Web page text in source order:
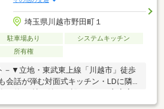
埼玉県川越市野田町１
駐車場あり
システムキッチン
所有権
－▼立地・東武東上線「川越市」徒歩
話が弾む対面式キッチン・LDに隣接
・約2.0帖の納戸が設けられた主寝室
ら出入り可能なバルコニー・カース